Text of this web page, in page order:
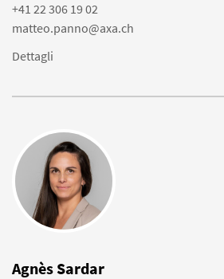
+41 22 306 19 02
matteo.panno@axa.ch
Dettagli
Agnès Sardar